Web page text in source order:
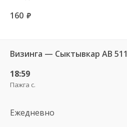
160 руб.
Визинга — Сыктывкар АВ 511
18:59
Пажга с.
Ежедневно